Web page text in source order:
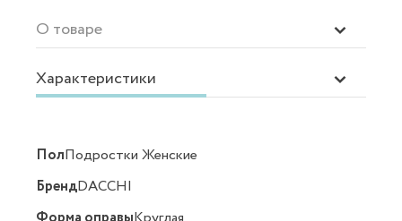
О товаре
Характеристики
ПолПодростки Женские
БрендDACCHI